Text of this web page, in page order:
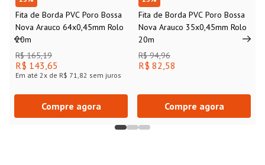
Nova Arauco 64x0,45mm Rolo
20m
R$ 165,19
R$ 143,65
Em até2x de
Nova Arauco 35x0,45mm Rolo
20m
R$ 94,96
R$ 82,58